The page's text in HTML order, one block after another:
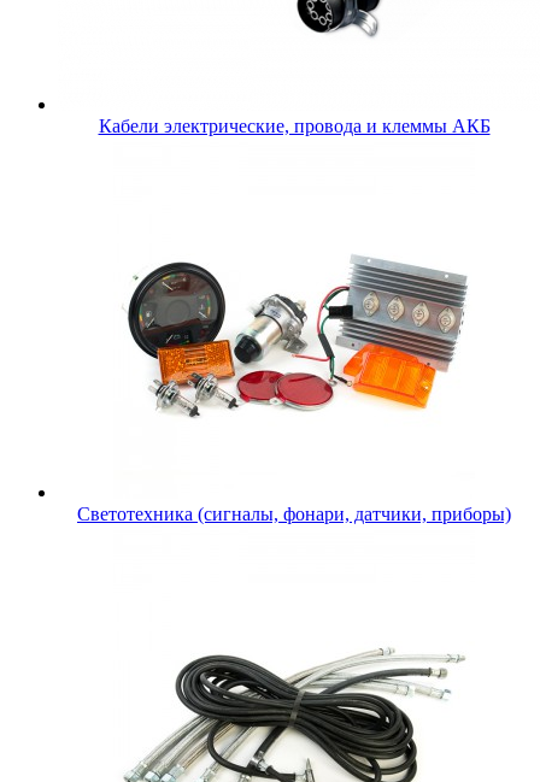
Кабели электрические, провода и клеммы АКБ
Светотехника (сигналы, фонари, датчики, приборы)